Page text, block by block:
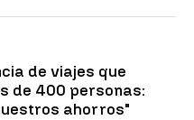
de viajes que
de 400 personas:
ahorros"